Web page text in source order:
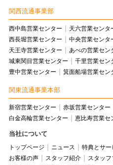
関西流通事業部
西中島営業センター 天六営業センタ
西長堀営業センター
中央営業センタ
天王寺営業センター
あべの営業セン
城東関目営業センター
千里営業セン
豊中営業センター
箕面船場営業セン
関東流通事業本部
新宿営業センター 赤坂営業センター
白金高輪営業センター
恵比寿営業セ
当社について
トップページ ニュース 特典とサー
お客様の声
スタッフ紹介 スタッ